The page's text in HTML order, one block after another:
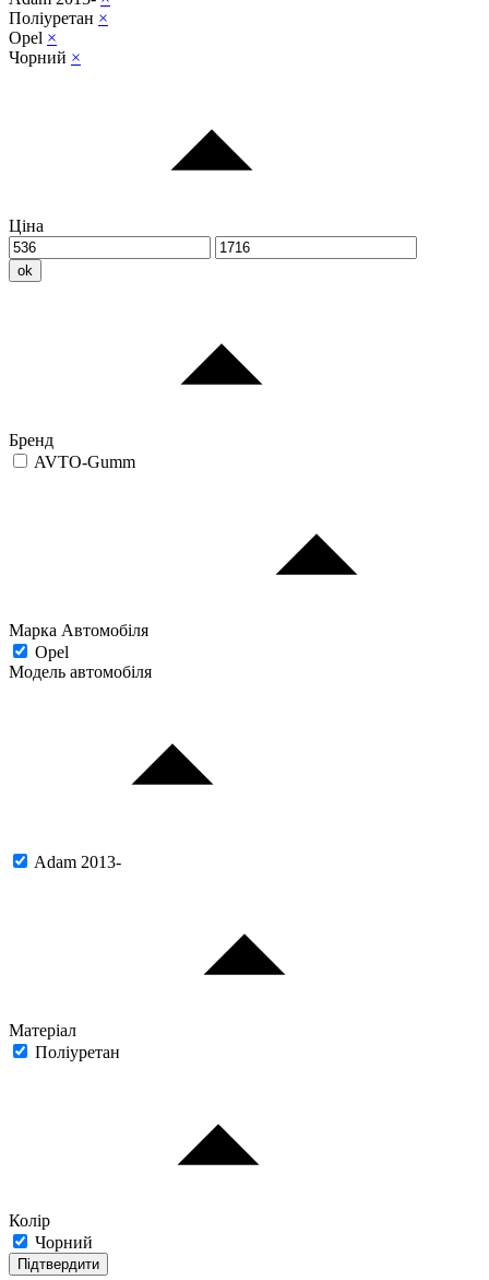
Поліуретан ×
Opel ×
Чорний ×
Ціна
ok
Бренд
AVTO-Gumm
Марка Автомобіля
Opel
Модель автомобіля
Adam 2013-
Матеріал
Поліуретан
Колір
Чорний
Підтвердити